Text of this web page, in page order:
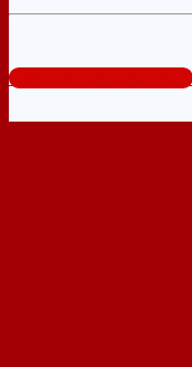
www.baogiacuathep.com